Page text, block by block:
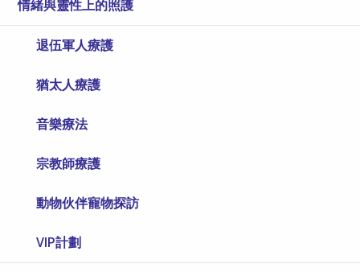
情緒與靈性上的照護
退伍軍人療護
猶太人療護
音樂療法
宗教師療護
動物伙伴寵物探訪
VIP計劃